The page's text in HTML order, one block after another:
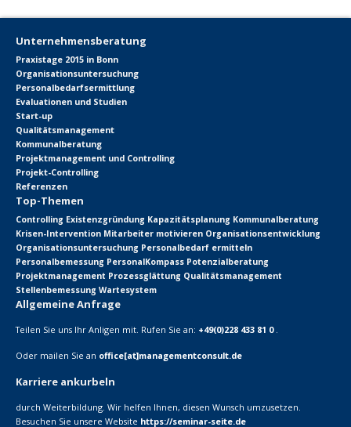
Unternehmensberatung
Praxistage 2015 in Bonn
Organisationsuntersuchung
Personalbedarfsermittlung
Evaluationen und Studien
Start-up
Qualitätsmanagement
Kommunalberatung
Projektmanagement und Controlling
Projekt-Controlling
Referenzen
Top-Themen
Controlling Existenzgründung Kapazitätsplanung Kommunalberatung
Krisen-Intervention Mitarbeiter motivieren Organisationsentwicklung
Organisationsuntersuchung Personalbedarf ermitteln
Personalbemessung PersonalKompass Potenzialberatung
Projektmanagement Prozessglättung Qualitätsmanagement
Stellenbemessung Wartesystem
Allgemeine Anfrage
Teilen Sie uns Ihr Anligen mit. Rufen Sie an: +49(0)228 433 81 0 .
Oder mailen Sie an office[at]managementconsult.de
Karriere ankurbeln
durch Weiterbildung. Wir helfen Ihnen, diesen Wunsch umzusetzen.
Besuchen Sie unsere Website https://seminar-seite.de